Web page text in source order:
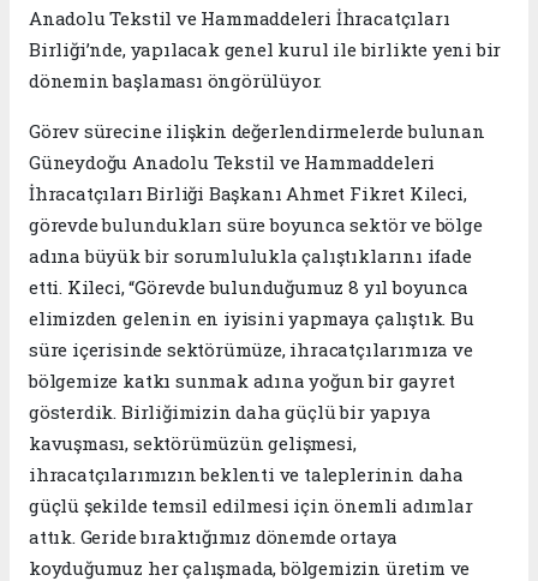
Anadolu Tekstil ve Hammaddeleri İhracatçıları
Birliği’nde, yapılacak genel kurul ile birlikte yeni bir
dönemin başlaması öngörülüyor.
Görev sürecine ilişkin değerlendirmelerde bulunan
Güneydoğu Anadolu Tekstil ve Hammaddeleri
İhracatçıları Birliği Başkanı Ahmet Fikret Kileci,
görevde bulundukları süre boyunca sektör ve bölge
adına büyük bir sorumlulukla çalıştıklarını ifade
etti. Kileci, “Görevde bulunduğumuz 8 yıl boyunca
elimizden gelenin en iyisini yapmaya çalıştık. Bu
süre içerisinde sektörümüze, ihracatçılarımıza ve
bölgemize katkı sunmak adına yoğun bir gayret
gösterdik. Birliğimizin daha güçlü bir yapıya
kavuşması, sektörümüzün gelişmesi,
ihracatçılarımızın beklenti ve taleplerinin daha
güçlü şekilde temsil edilmesi için önemli adımlar
attık. Geride bıraktığımız dönemde ortaya
koyduğumuz her çalışmada, bölgemizin üretim ve